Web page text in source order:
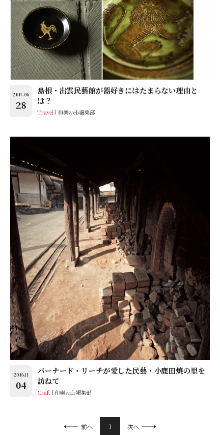
2017.06
28
島根・出雲民藝館が器好きにはたまらない理由と
は？
Travel 和樂web編集部
2016.11
04
バーナード・リーチが愛した民藝・小鹿田焼の里を
訪ねて
Craft 和樂web編集部
前へ 1 次へ